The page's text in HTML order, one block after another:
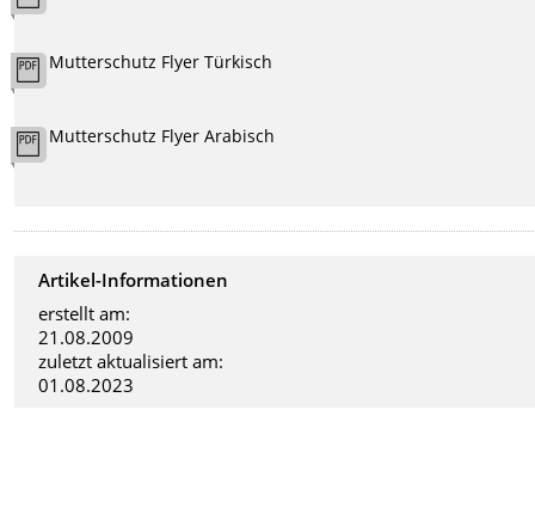
Mutterschutz Flyer Türkisch
Mutterschutz Flyer Arabisch
Artikel-Informationen
erstellt am:
21.08.2009
zuletzt aktualisiert am:
01.08.2023